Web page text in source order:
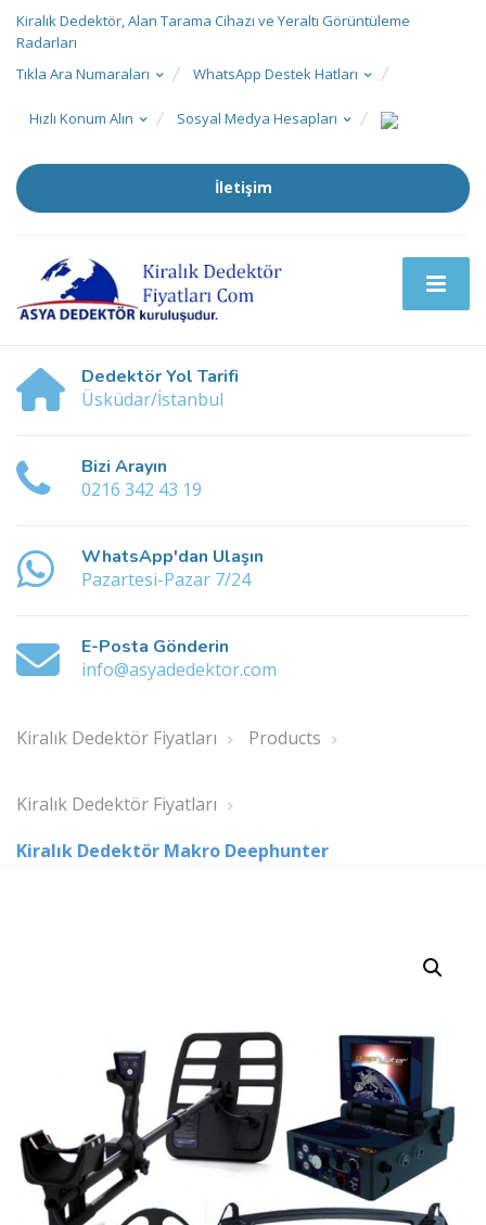
Kiralık Dedektör, Alan Tarama Cihazı ve Yeraltı Görüntüleme
Radarları
Tıkla Ara Numaraları
WhatsApp Destek Hatları
Hızlı Konum Alın Sosyal Medya Hesapları
İletişim
Dedektör Yol Tarifi
Üsküdar/İstanbul
Bizi Arayın
0216 342 43 19
WhatsApp'dan Ulaşın
Pazartesi-Pazar 7/24
E-Posta Gönderin
info@asyadedektor.com
Kiralık Dedektör Fiyatları Products
Kiralık Dedektör Fiyatları
Kiralık Dedektör Makro Deephunter